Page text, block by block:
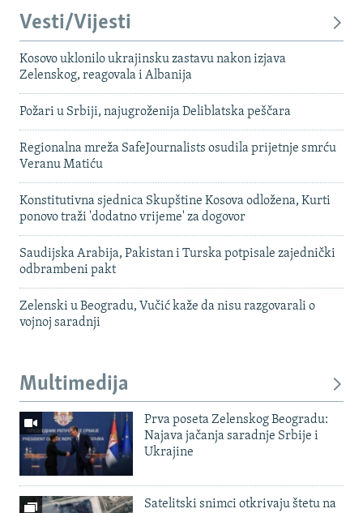
Vesti/Vijesti
Kosovo uklonilo ukrajinsku zastavu nakon izjava
Zelenskog, reagovala i Albanija
Požari u Srbiji, najugroženija Deliblatska peščara
Regionalna mreža SafeJournalists osudila prijetnje smrću
Veranu Matiću
Konstitutivna sjednica Skupštine Kosova odložena, Kurti
ponovo traži 'dodatno vrijeme' za dogovor
Saudijska Arabija, Pakistan i Turska potpisale zajednički
odbrambeni pakt
Zelenski u Beogradu, Vučić kaže da nisu razgovarali o
vojnoj saradnji
Multimedija
Prva poseta Zelenskog Beogradu:
Najava jačanja saradnje Srbije i
Ukrajine
Satelitski snimci otkrivaju štetu na